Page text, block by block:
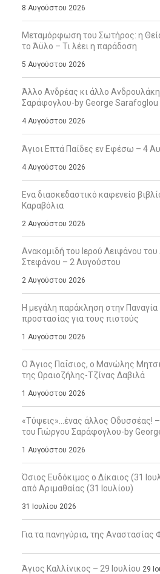
8 Αυγούστου 2026
Μεταμόρφωση του Σωτήρος: η
το Άϋλο – Τι λέει η παράδοση
5 Αυγούστου 2026
Άλλο Ανδρέας κι άλλο
Σαράφογλου-by George Sarafoglou
4 Αυγούστου 2026
Άγιοι Επτά Παίδες εν Εφέσω – 4
4 Αυγούστου 2026
Ενα διασκεδαστικό καφενείο
Καραβόλια
2 Αυγούστου 2026
Ανακομιδή του Ιερού Λειψάνου
Στεφάνου – 2 Αυγούστου
2 Αυγούστου 2026
Η μεγάλη παράκληση στην
προστασίας για τους πιστούς
1 Αυγούστου 2026
Ο Άγιος Παΐσιος, ο Μανώλης
της Ωραιοζήλης-Τζίνας Δαβιλά
1 Αυγούστου 2026
«Τύψεις»…ένας άλλος Οδυσσέας! –
του Γιώργου Σαράφογλου-by
1 Αυγούστου 2026
Όσιος Ευδόκιμος ο Δίκαιος (31
από Αριμαθαίας (31 Ιουλίου)
31 Ιουλίου 2026
Για τα πανηγύρια, της
Άγιος Καλλίνικος – 29 Ιουλίου 29